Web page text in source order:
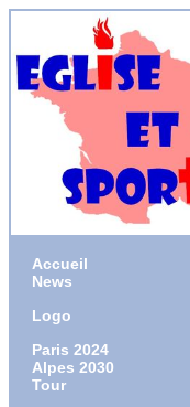
Accueil
News
Logo
Paris 2024
Alpes 2030
Tour